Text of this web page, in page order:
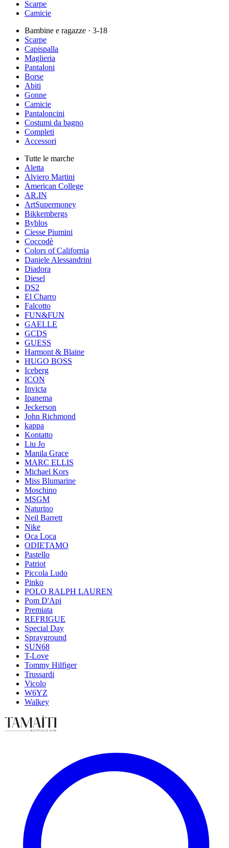
Scarpe
Camicie
Bambine e ragazze · 3-18
Scarpe
Capispalla
Maglieria
Pantaloni
Borse
Abiti
Gonne
Camicie
Pantaloncini
Costumi da bagno
Completi
Accessori
Tutte le marche
Aletta
Alviero Martini
American College
AR.IN
ArtSupermoney
Bikkembergs
Byblos
Ciesse Piumini
Coccodè
Colors of California
Daniele Alessandrini
Diadora
Diesel
DS2
El Charro
Falcotto
FUN&FUN
GAELLE
GCDS
GUESS
Harmont & Blaine
HUGO BOSS
Iceberg
ICON
Invicta
Ipanema
Jeckerson
John Richmond
kappa
Kontatto
Liu Jo
Manila Grace
MARC ELLIS
Michael Kors
Miss Blumarine
Moschino
MSGM
Naturino
Neil Barrett
Nike
Oca Loca
ODIETAMO
Pastello
Patriot
Piccola Ludo
Pinko
POLO RALPH LAUREN
Pom D'Api
Premiata
REFRIGUE
Special Day
Sprayground
SUN68
T-Love
Tommy Hilfiger
Trussardi
Vicolo
W6YZ
Walkey